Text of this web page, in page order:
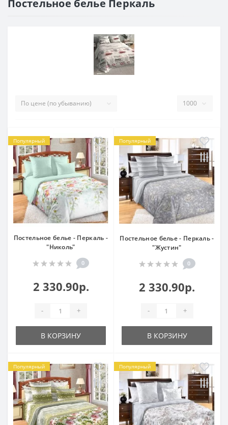
Постельное белье Перкаль
Популярный
Постельное белье - Перкаль -
"Николь"
0
2 330.90р.
- +
В КОРЗИНУ
Популярный
Постельное белье - Перкаль -
"Жустин"
0
2 330.90р.
- +
В КОРЗИНУ
Популярный Популярный